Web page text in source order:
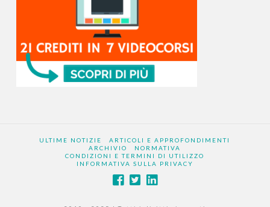
ULTIME NOTIZIE
ARTICOLI E APPROFONDIMENTI
ARCHIVIO
NORMATIVA
CONDIZIONI E TERMINI DI UTILIZZO
INFORMATIVA SULLA PRIVACY